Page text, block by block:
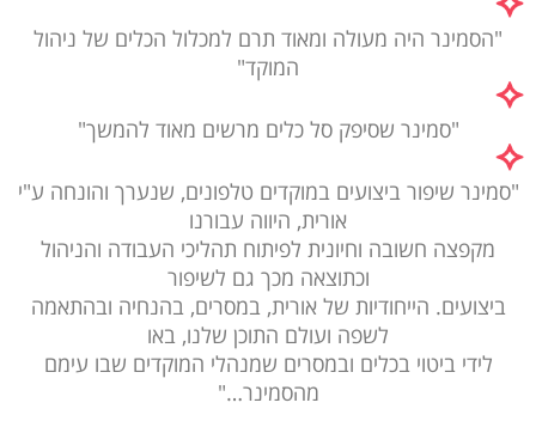
"הסמינר היה מעולה ומאוד תרם למכלול הכלים של ניהול
המוקד"
"סמינר שסיפק סל כלים מרשים מאוד להמשך"
"סמינר שיפור ביצועים במוקדים טלפונים, שנערך והונחה ע"י
אורית, היווה עבורנו
מקפצה חשובה וחיונית לפיתוח תהליכי העבודה והניהול
וכתוצאה מכך גם לשיפור
ביצועים. הייחודיות של אורית, במסרים, בהנחיה ובהתאמה
לשפה ועולם התוכן שלנו, באו
לידי ביטוי בכלים ובמסרים שמנהלי המוקדים שבו עימם
מהסמינר…"